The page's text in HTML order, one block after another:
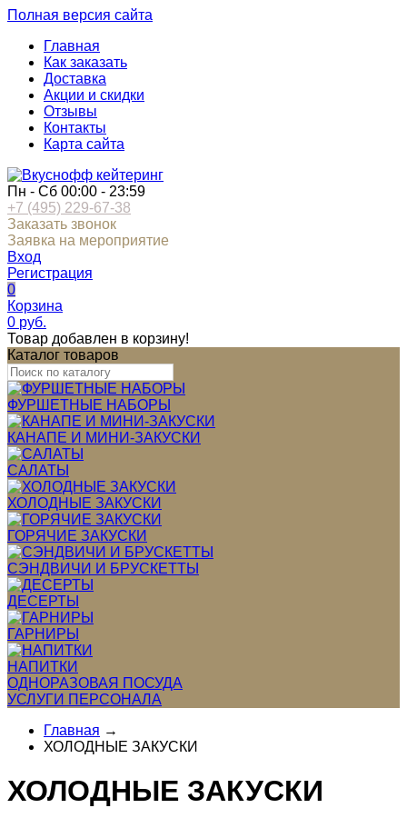
Полная версия сайта
Главная
Как заказать
Доставка
Акции и скидки
Отзывы
Контакты
Карта сайта
Пн - Сб 00:00 - 23:59
+7 (495) 229-67-38
Заказать звонок
Заявка на мероприятие
Вход
Регистрация
0
Корзина
0 руб.
Товар добавлен в корзину!
Каталог товаров
ФУРШЕТНЫЕ НАБОРЫ
КАНАПЕ И МИНИ-ЗАКУСКИ
САЛАТЫ
ХОЛОДНЫЕ ЗАКУСКИ
ГОРЯЧИЕ ЗАКУСКИ
СЭНДВИЧИ И БРУСКЕТТЫ
ДЕСЕРТЫ
ГАРНИРЫ
НАПИТКИ
ОДНОРАЗОВАЯ ПОСУДА
УСЛУГИ ПЕРСОНАЛА
Главная →
ХОЛОДНЫЕ ЗАКУСКИ
ХОЛОДНЫЕ ЗАКУСКИ